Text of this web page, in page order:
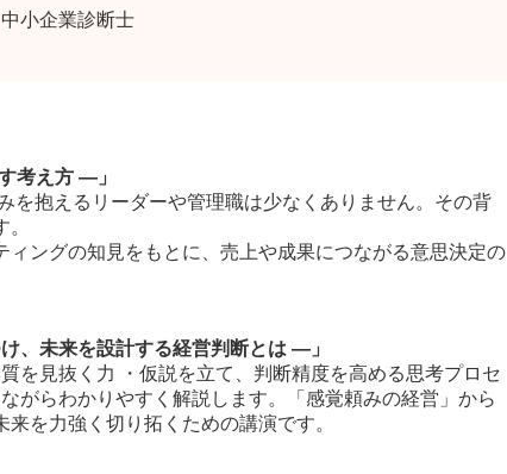
小企業診断士
考え方 ―」
を抱えるリーダーや管理職は少なくありません。その背
ングの知見をもとに、売上や成果につながる意思決定の
、未来を設計する経営判断とは ―」
を見抜く力 ・仮説を立て、判断精度を高める思考プロセ
がらわかりやすく解説します。「感覚頼みの経営」から
を力強く切り拓くための講演です。